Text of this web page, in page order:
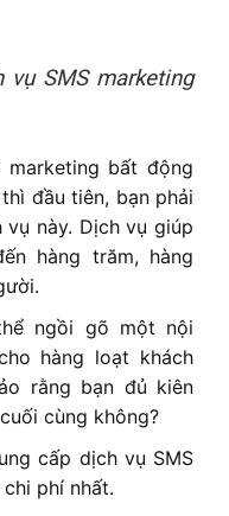
vụ SMS marketing
bất động
đầu tiên, bạn phải
này. Dịch vụ giúp
hàng trăm, hàng
ngồi gõ một nội
hàng loạt khách
rằng bạn đủ kiên
cùng không?
cấp dịch vụ SMS
phí nhất.